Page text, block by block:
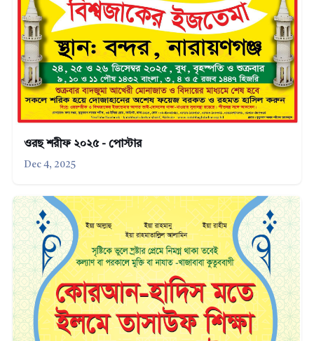
ওরছ শরীফ ২০২৫ - পোস্টার
Dec 4, 2025